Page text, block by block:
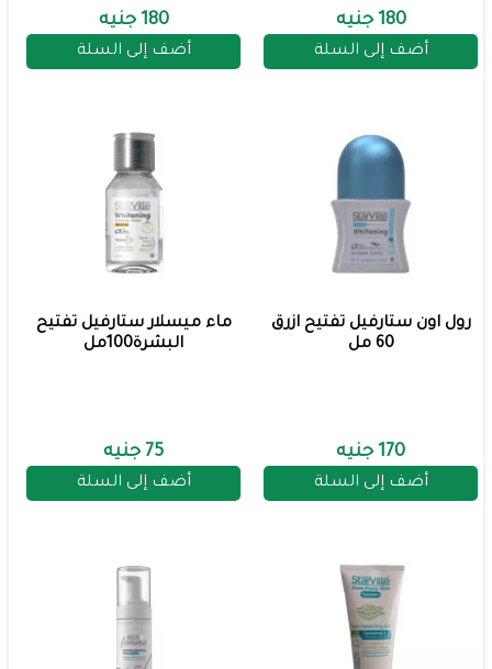
180 جنيه
أضف إلى السلة
180 جنيه
أضف إلى السلة
رول اون ستارفيل تفتيح ازرق
60 مل
170 جنيه
أضف إلى السلة
ماء ميسلار ستارفيل تفتيح
البشرة100مل
75 جنيه
أضف إلى السلة